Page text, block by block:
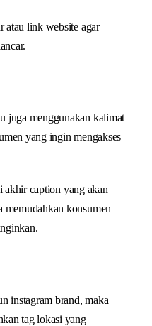
atau link website agar
juga menggunakan kalimat
yang ingin mengakses
akhir caption yang akan
memudahkan konsumen
instagram brand, maka
tag lokasi yang